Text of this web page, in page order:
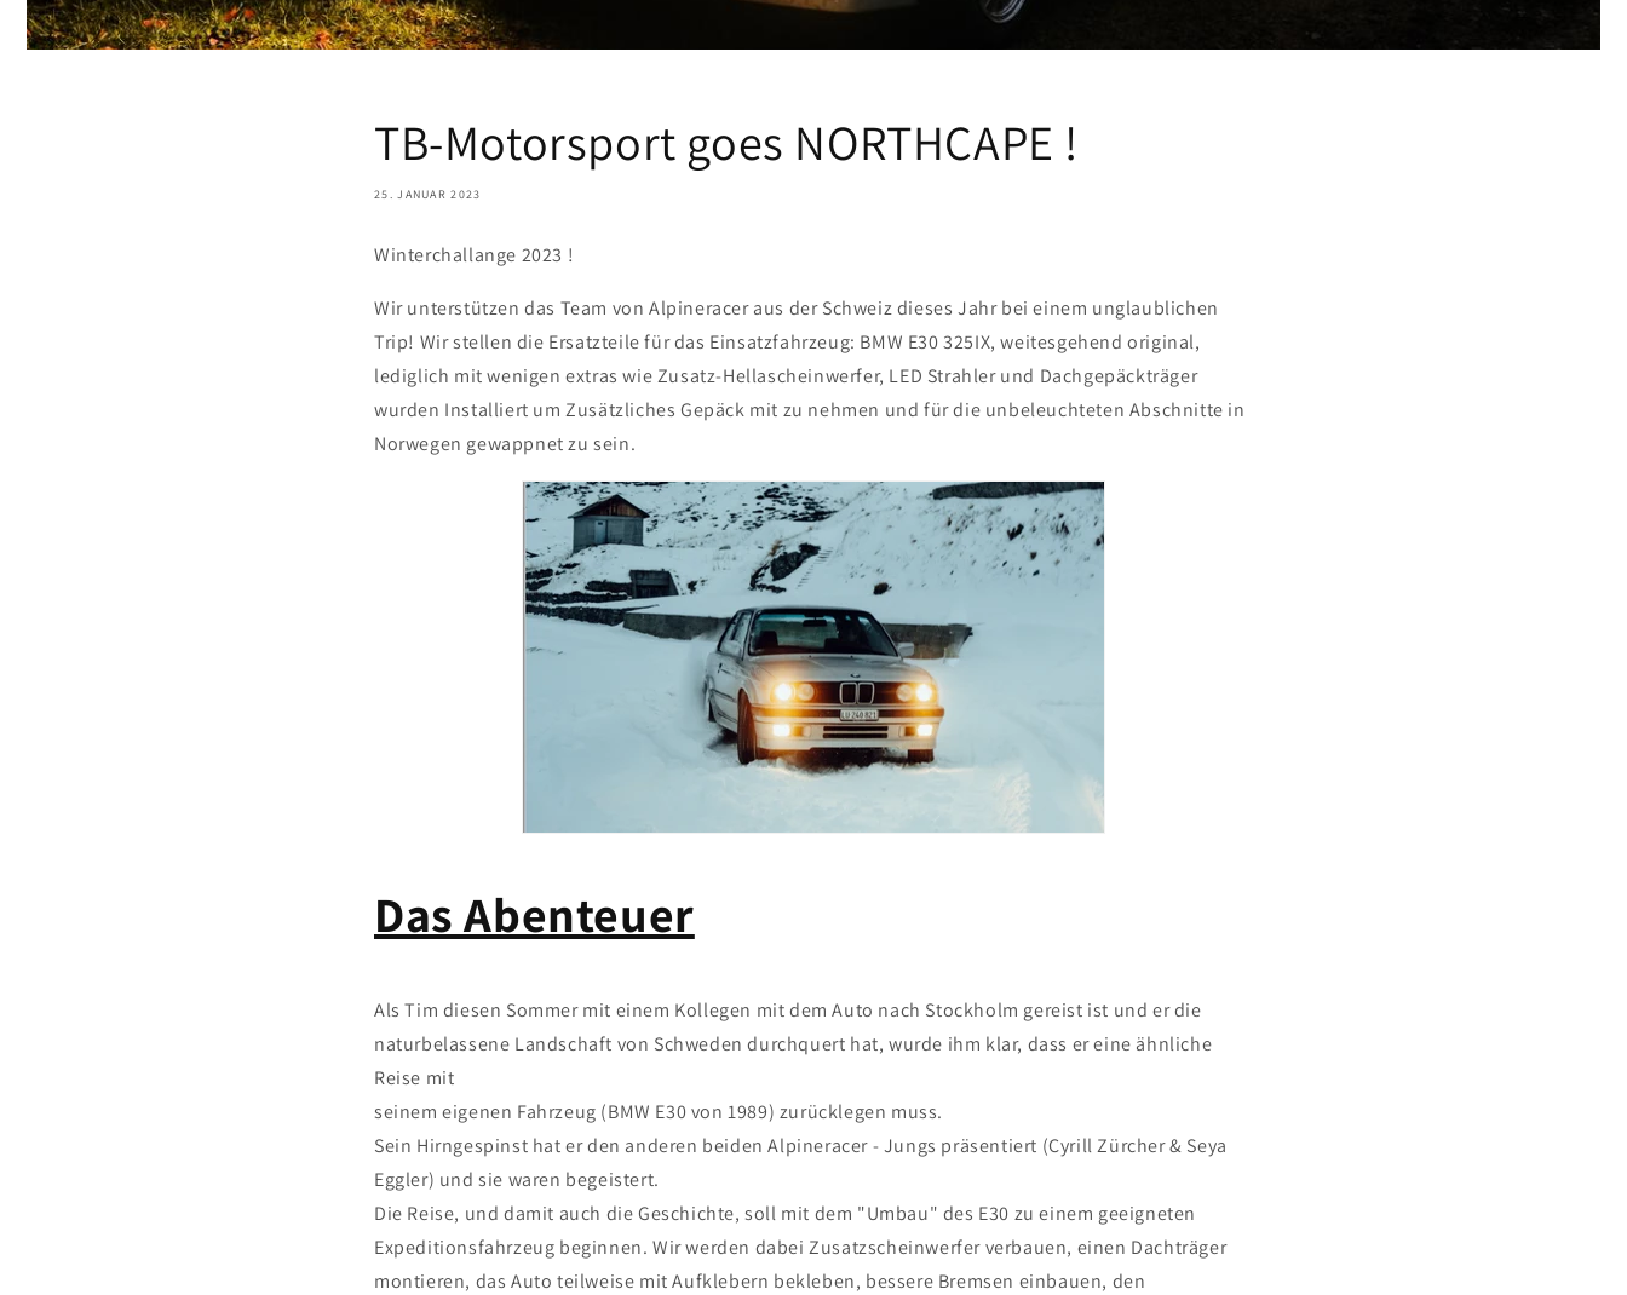
TB-Motorsport goes NORTHCAPE !
25. JANUAR 2023
Winterchallange 2023 !
Wir unterstützen das Team von Alpineracer aus der Schweiz dieses Jahr bei einem unglaublichen
Trip! Wir stellen die Ersatzteile für das Einsatzfahrzeug: BMW E30 325IX, weitesgehend original,
lediglich mit wenigen extras wie Zusatz-Hellascheinwerfer, LED Strahler und Dachgepäckträger
wurden Installiert um Zusätzliches Gepäck mit zu nehmen und für die unbeleuchteten Abschnitte in
Norwegen gewappnet zu sein.
Das Abenteuer
Als Tim diesen Sommer mit einem Kollegen mit dem Auto nach Stockholm gereist ist und er die
naturbelassene Landschaft von Schweden durchquert hat, wurde ihm klar, dass er eine ähnliche
Reise mit
seinem eigenen Fahrzeug (BMW E30 von 1989) zurücklegen muss.
Sein Hirngespinst hat er den anderen beiden Alpineracer - Jungs präsentiert (Cyrill Zürcher & Seya
Eggler) und sie waren begeistert.
Die Reise, und damit auch die Geschichte, soll mit dem "Umbau" des E30 zu einem geeigneten
Expeditionsfahrzeug beginnen. Wir werden dabei Zusatzscheinwerfer verbauen, einen Dachträger
montieren, das Auto teilweise mit Aufklebern bekleben, bessere Bremsen einbauen, den